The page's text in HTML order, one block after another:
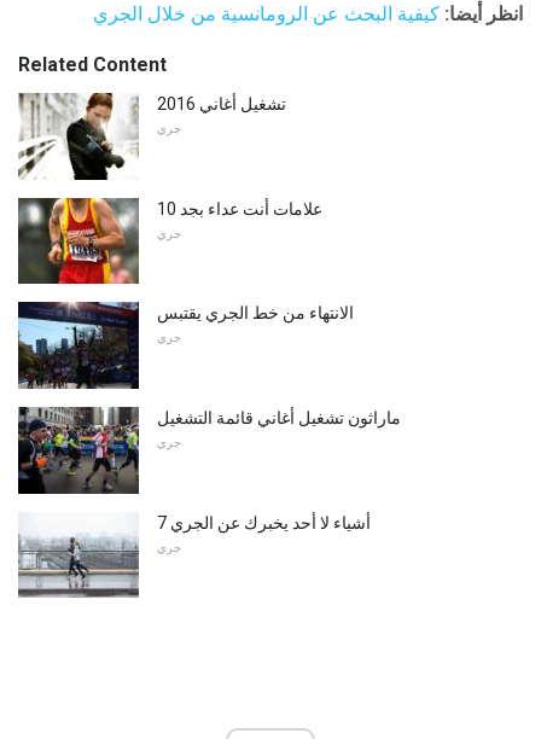
انظر أيضا: كيفية البحث عن الرومانسية من خلال الجري
Related Content
تشغيل أغاني 2016
جري
10 علامات أنت عداء بجد
جري
الانتهاء من خط الجري يقتبس
جري
ماراثون تشغيل أغاني قائمة التشغيل
جري
7 أشياء لا أحد يخبرك عن الجري
جري